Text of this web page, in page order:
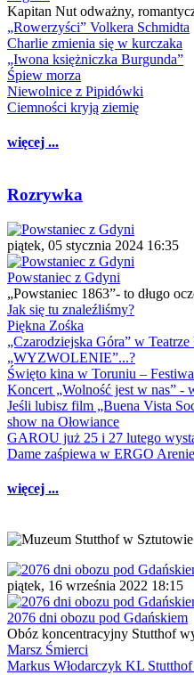
Kapitan Nut odważny,
„Rowerzyści” Volkera Schmidta
Charlie zmienia się w kurczaka
„Iwona księżniczka Burgunda”
Śpiew morza
Niewolnice z Pipidówki
Ciemności kryją ziemię
więcej ...
Rozrywka
piątek, 05 stycznia 2024 16:35
Powstaniec z Gdyni
„Powstaniec 1863”- to długo
Jak się tu znaleźliśmy?
Piękna Zośka
„Czarodziejska Góra” w
„WYZWOLENIE”...?
Święto kina w Toruniu –
Koncert „Wolność jest w nas” -
Jeśli lubisz film „Buena Vista
show na Ołowiance
GAROU już 25 i 27 lutego
Dame zaśpiewa w ERGO Arenie
więcej ...
piątek, 16 września 2022 18:15
2076 dni obozu pod Gdańskiem
Obóz koncentracyjny Stutthof
Marsz Śmierci
Markus Włodarczyk KL